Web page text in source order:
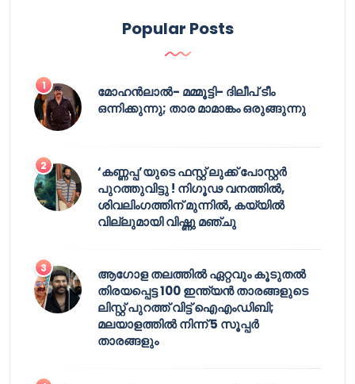
Popular Posts
മോഹൻലാൽ- മമ്മൂട്ടി- ദിലീപ് ടീം
ഒന്നിക്കുന്നു; താര മാമാങ്കം ഒരുങ്ങുന്നു
‘കണ്ണപ്പ’യുടെ ഫസ്റ്റ് ലുക്ക് പോസ്റ്റർ
പുറത്തുവിട്ടു ! നിഗൂഢ വനത്തിൽ,
ശിവലിംഗത്തിന് മുന്നിൽ, കയ്യിൽ
വില്ലുമായി വിഷ്ണു മഞ്ചു
ആഗോള തലത്തിൽ ഏറ്റവും കൂടുതൽ
തിരയപ്പെട്ട 100 ഇന്ത്യൻ താരങ്ങളുടെ
ലിസ്റ്റ് പുറത്ത് വിട്ട് ഐഎംഡിബി;
മലയാളത്തിൽ നിന്ന് 5 സൂപ്പർ
താരങ്ങളും